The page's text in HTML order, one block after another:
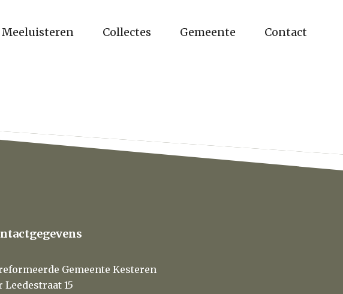
Meeluisteren Collectes Gemeente Contact
Gemeente Kesteren
Leedestraat 15